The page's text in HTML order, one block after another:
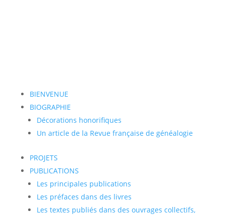
BIENVENUE
BIOGRAPHIE
Décorations honorifiques
Un article de la Revue française de généalogie
PROJETS
PUBLICATIONS
Les principales publications
Les préfaces dans des livres
Les textes publiés dans des ouvrages collectifs,